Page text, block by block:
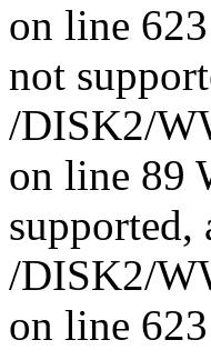
on line
not
/DISK2/
on line 89
supported,
/DISK2/
on line